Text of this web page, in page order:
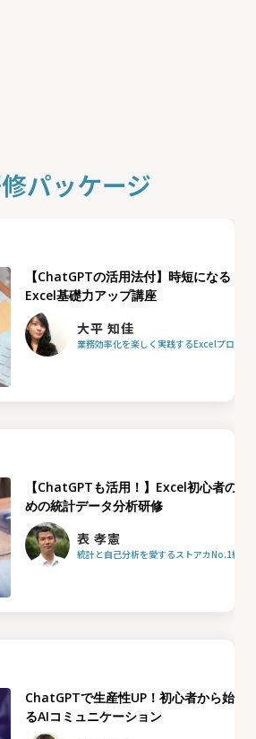
パッケージ
【ChatGPTの活用法付】時短になる
Excel基礎力アップ講座
大平 知佳
業務効率化を楽しく実践するExcelプロフェ
【ChatGPTも活用！】Excel初心者のた
めの統計データ分析研修
表 孝憲
統計と自己分析を愛するストアカNo.1統計
ChatGPTで生産性UP！初心者から始め
るAIコミュニケーション